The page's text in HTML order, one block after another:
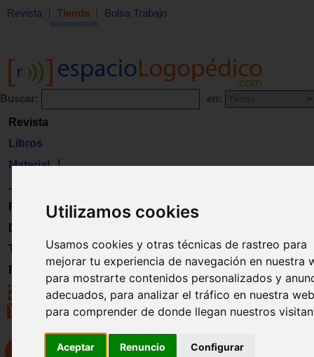
Utilizamos cookies
Usamos cookies y otras técnicas de rastreo para
mejorar tu experiencia de navegación en nuestra
para mostrarte contenidos personalizados y
adecuados, para analizar el tráfico en nuestra
para comprender de donde llegan nuestros
Aceptar Renuncio Configurar
Revista Tienda Bolsa Trabajo
Buscar: en:
Revista
Libros
Material
Juguetes
Formación
Directorio
Trabajo
Registro